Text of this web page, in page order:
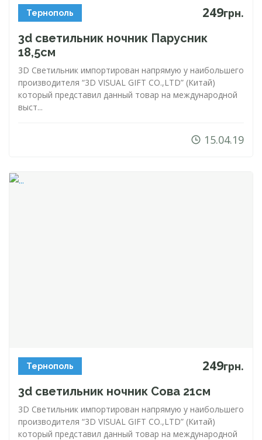
Тернополь 249грн.
3d светильник ночник Парусник
18,5см
3D Светильник импортирован напрямую у наибольшего
производителя “3D VISUAL GIFT CO.,LTD” (Китай)
который представил данный товар на международной
выст...
15.04.19
Тернополь 249грн.
3d светильник ночник Сова 21см
3D Светильник импортирован напрямую у наибольшего
производителя “3D VISUAL GIFT CO.,LTD” (Китай)
который представил данный товар на международной